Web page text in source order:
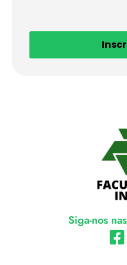
Siga-nos